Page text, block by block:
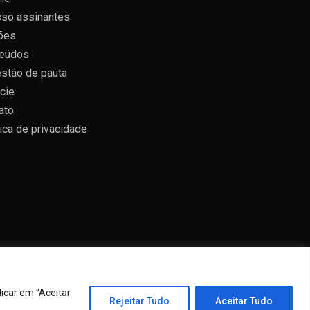
em "Aceitar
Rejeitar Tudo Aceitar Tudo
assinantes
de pauta
de privacidade
.